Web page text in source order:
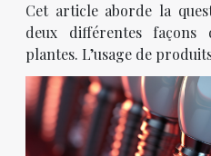
Cet article aborde la
deux différentes
plantes. L’usage de